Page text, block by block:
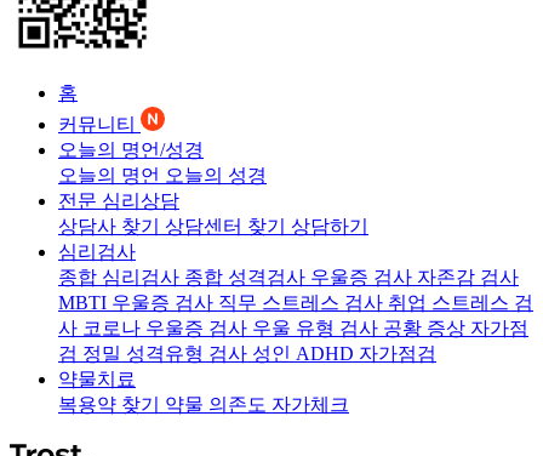
홈
커뮤니티
오늘의 명언/성경
오늘의 명언 오늘의 성경
전문 심리상담
상담사 찾기 상담센터 찾기 상담하기
심리검사
종합 심리검사 종합 성격검사 우울증 검사 자존감 검사
MBTI 우울증 검사 직무 스트레스 검사 취업 스트레스 검
사 코로나 우울증 검사 우울 유형 검사 공황 증상 자가점
검 정밀 성격유형 검사 성인 ADHD 자가점검
약물치료
복용약 찾기 약물 의존도 자가체크